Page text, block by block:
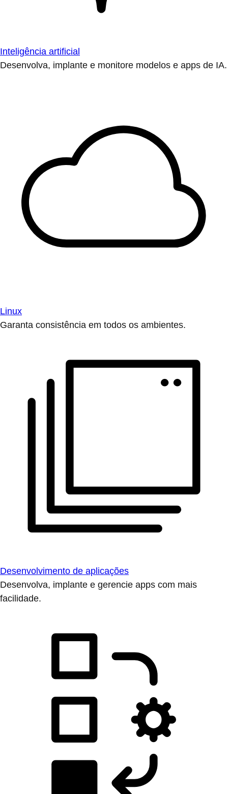
Inteligência artificial
Desenvolva, implante e monitore modelos e apps de IA.
Linux
Garanta consistência em todos os ambientes.
Desenvolvimento de aplicações
Desenvolva, implante e gerencie apps com mais
facilidade.